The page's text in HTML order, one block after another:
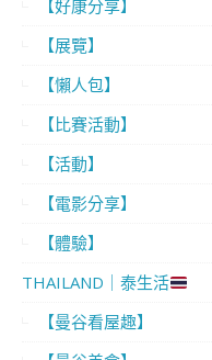
【好康分享】
【展覽】
【懶人包】
【比賽活動】
【活動】
【電影分享】
【體驗】
THAILAND｜泰生活
【曼谷看屋趣】